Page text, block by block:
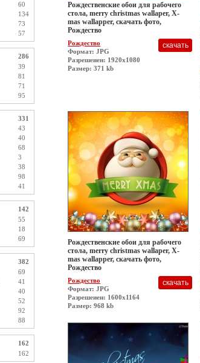
60
134
73
57
286
39
81
71
95
331
43
40
68
3
38
98
41
142
55
18
69
382
69
41
40
52
92
88
162
162
Рождественские обои для рабочего
стола, merry christmas wallaper, X-
mas wallapper, скачать фото,
Рождество
Рождество
Формат: JPG
Разрешеиен: 1920x1080
Размер: 371 kb
Рождественские обои для рабочего
стола, merry christmas wallaper, X-
mas wallapper, скачать фото,
Рождество
Рождество
Формат: JPG
Разрешеиен: 1600x1164
Размер: 968 kb